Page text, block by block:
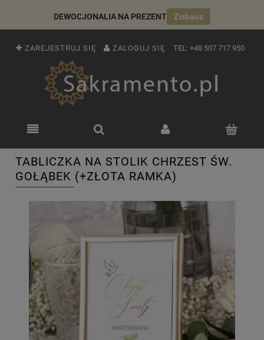
DEWOCJONALIA NA PREZENT Zobacz
ZAREJESTRUJ SIĘ ZALOGUJ SIĘ TEL: +48 507 717 950
TABLICZKA NA STOLIK CHRZEST ŚW.
GOŁĄBEK (+ZŁOTA RAMKA)